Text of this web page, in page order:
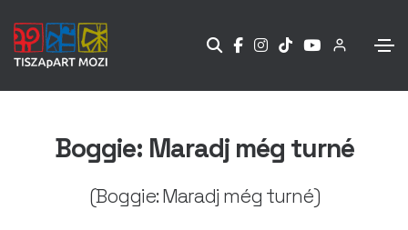
Boggie: Maradj még turné
(Boggie: Maradj még turné)